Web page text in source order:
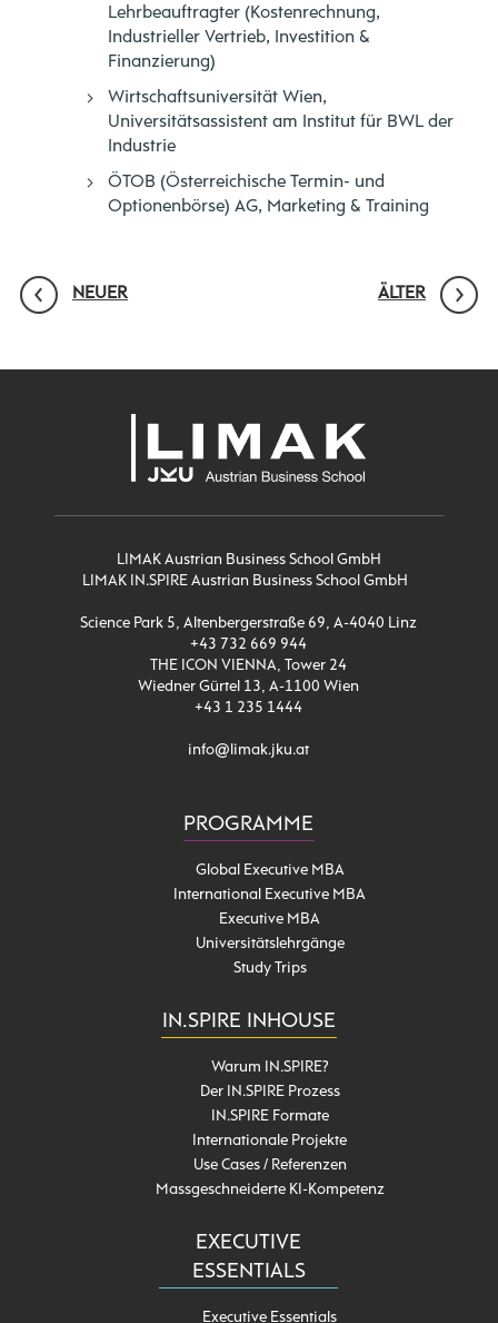
Lehrbeauftragter (Kostenrechnung,
Industrieller Vertrieb, Investition &
Finanzierung)
Wirtschaftsuniversität Wien,
Universitätsassistent am Institut für BWL der
Industrie
ÖTOB (Österreichische Termin- und
Optionenbörse) AG, Marketing & Training
NEUER ÄLTER
LIMAK Austrian Business School GmbH
LIMAK IN.SPIRE Austrian Business School GmbH
Science Park 5, Altenbergerstraße 69, A-4040 Linz
+43 732 669 944
THE ICON VIENNA, Tower 24
Wiedner Gürtel 13, A-1100 Wien
+43 1 235 1444
info@limak.jku.at
PROGRAMME
Global Executive MBA
International Executive MBA
Executive MBA
Universitätslehrgänge
Study Trips
IN.SPIRE INHOUSE
Warum IN.SPIRE?
Der IN.SPIRE Prozess
IN.SPIRE Formate
Internationale Projekte
Use Cases / Referenzen
Massgeschneiderte KI-Kompetenz
EXECUTIVE
ESSENTIALS
Executive Essentials